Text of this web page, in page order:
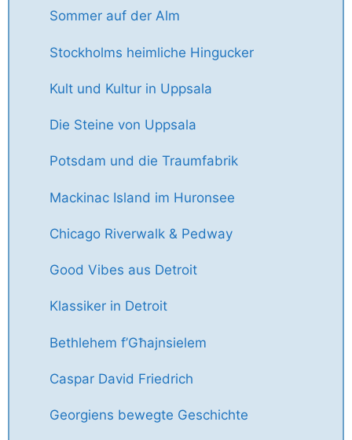
Sommer auf der Alm
Stockholms heimliche Hingucker
Kult und Kultur in Uppsala
Die Steine von Uppsala
Potsdam und die Traumfabrik
Mackinac Island im Huronsee
Chicago Riverwalk & Pedway
Good Vibes aus Detroit
Klassiker in Detroit
Bethlehem f’Għajnsielem
Caspar David Friedrich
Georgiens bewegte Geschichte